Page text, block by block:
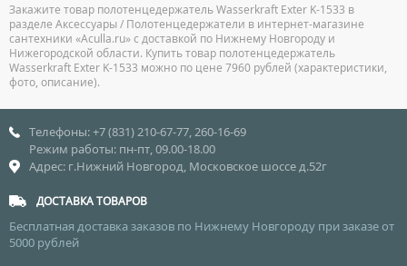
Закажите товар полотенцедержатель Wasserkraft Exter K-1533 в
разделе Аксессуары / Полотенцедержатели в интернет-магазине
сантехники «Aculla.ru» с доставкой по Нижнему Новгороду и
Нижегородской области. Купить товар полотенцедержатель
Wasserkraft Exter K-1533 можно по цене 7960 рублей (характеристики,
фото, описание).
Телефоны: +7 (831) 210-67-77, 260-16-69
Режим работы: пн-пт, 09.00-18.00
Адрес: г.Нижний Новгород, Московское шоссе д.52г
ДОСТАВКА ТОВАРОВ
Бесплатная доставка заказов по Нижнему Новгороду при заказе от
5000 рублей